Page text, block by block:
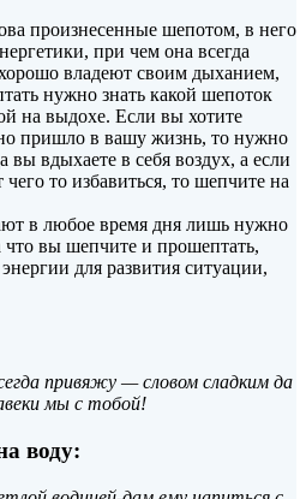
произнесенные шепотом, в него
при чем она всегда
владеют своим дыханием,
нужно знать какой шепоток
на выдохе. Если вы хотите
пришло в вашу жизнь, то нужно
вы вдыхаете в себя воздух, а если
то избавиться, то шепчите на
в любое время дня лишь нужно
что вы шепчите и прошептать,
для развития ситуации,
привяжу — словом сладким да
мы с тобой!
воду: